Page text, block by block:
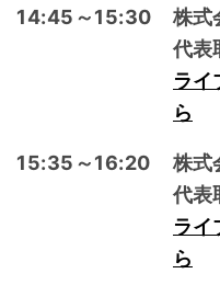
14:45～15:30
株式
代表
ライ
ら
15:35～16:20
株式
代表
ライ
ら